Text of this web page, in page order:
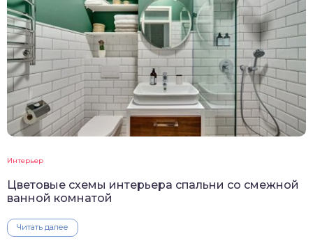
Интерьер
Цветовые схемы интерьера спальни со смежной
ванной комнатой
Читать далее